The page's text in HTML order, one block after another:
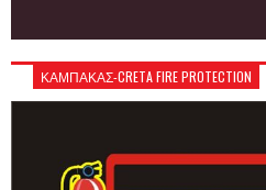
ΚΑΜΠΑΚΑΣ-CRETA FIRE PROTECTION